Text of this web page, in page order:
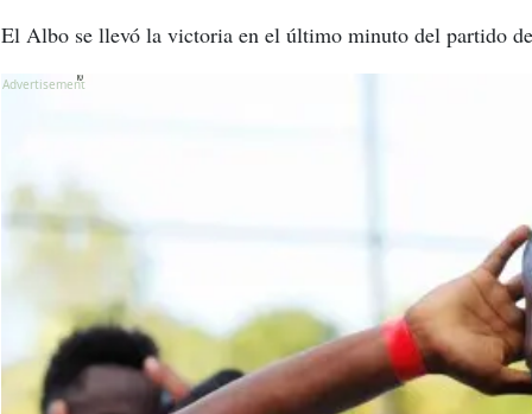
El Albo se llevó la victoria en el último minuto del partido
X
X
X
X